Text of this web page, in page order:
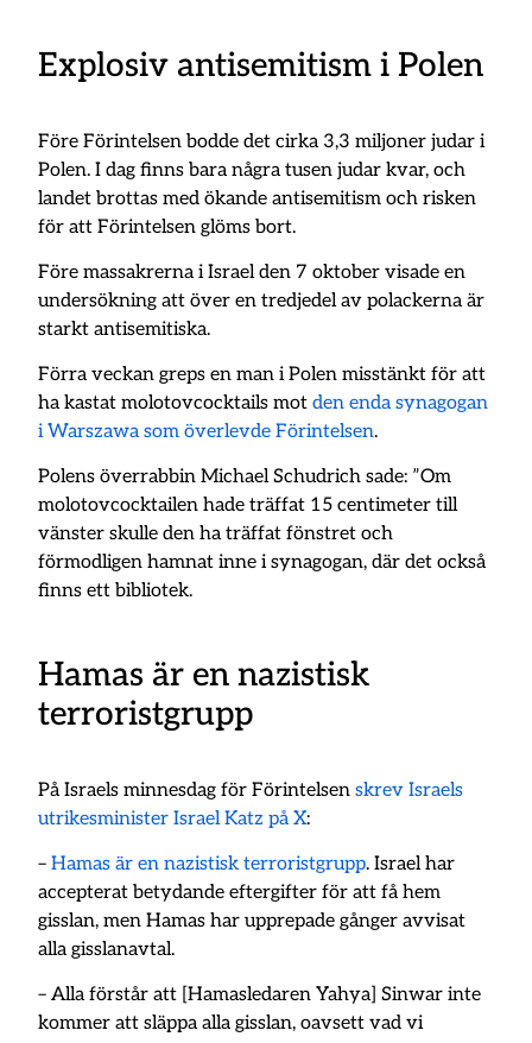
Explosiv antisemitism i Polen
Före Förintelsen bodde det cirka 3,3 miljoner judar i
Polen. I dag finns bara några tusen judar kvar, och
landet brottas med ökande antisemitism och risken
för att Förintelsen glöms bort.
Före massakrerna i Israel den 7 oktober visade en
undersökning att över en tredjedel av polackerna är
starkt antisemitiska.
Förra veckan greps en man i Polen misstänkt för att
ha kastat molotovcocktails motden enda synagogan
i Warszawa som överlevde Förintelsen.
Polens överrabbin Michael Schudrich sade: ”Om
molotovcocktailen hade träffat 15 centimeter till
vänster skulle den ha träffat fönstret och
förmodligen hamnat inne i synagogan, där det också
finns ett bibliotek.
Hamas är en nazistisk
terroristgrupp
På Israels minnesdag för Förintelsenskrev Israels
utrikesminister Israel Katz på X:
–Hamas är en nazistisk terroristgrupp. Israel har
accepterat betydande eftergifter för att få hem
gisslan, men Hamas har upprepade gånger avvisat
alla gisslanavtal.
– Alla förstår att [Hamasledaren Yahya] Sinwar inte
kommer att släppa alla gisslan, oavsett vad vi